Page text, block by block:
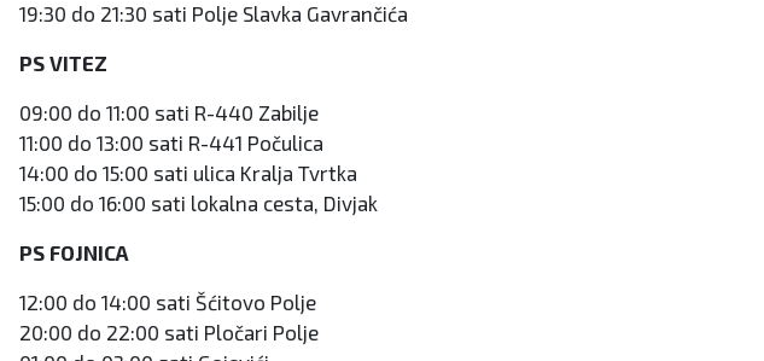
19:30 do 21:30 sati Polje Slavka Gavrančića
PS VITEZ
09:00 do 11:00 sati R-440 Zabilje
11:00 do 13:00 sati R-441 Počulica
14:00 do 15:00 sati ulica Kralja Tvrtka
15:00 do 16:00 sati lokalna cesta, Divjak
PS FOJNICA
12:00 do 14:00 sati Šćitovo Polje
20:00 do 22:00 sati Pločari Polje